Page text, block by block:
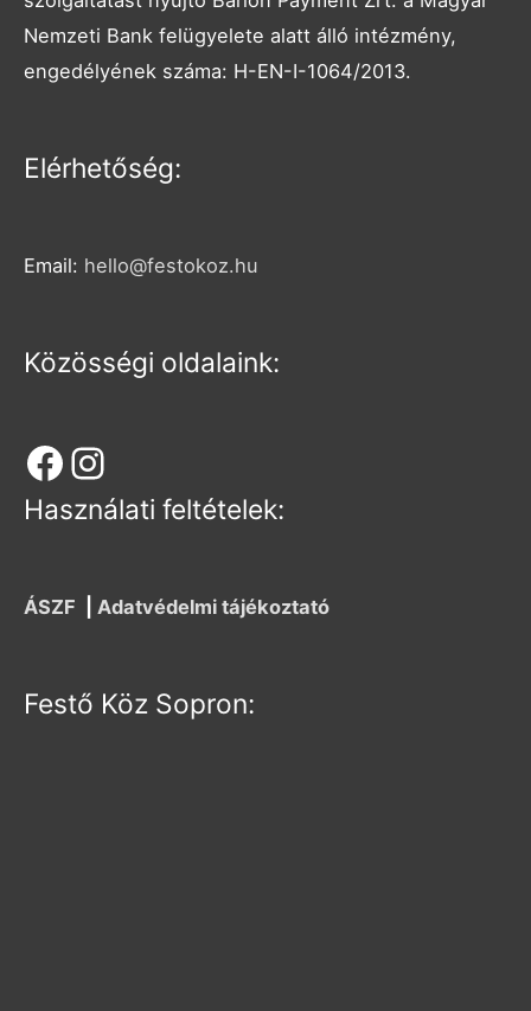
Nemzeti Bank felügyelete alatt álló intézmény,
engedélyének száma: H-EN-I-1064/2013.
Elérhetőség:
Email: hello@festokoz.hu
Közösségi oldalaink:
Facebook
Instagram
Használati feltételek:
ÁSZF Adatvédelmi tájékoztató
Festő Köz Sopron: